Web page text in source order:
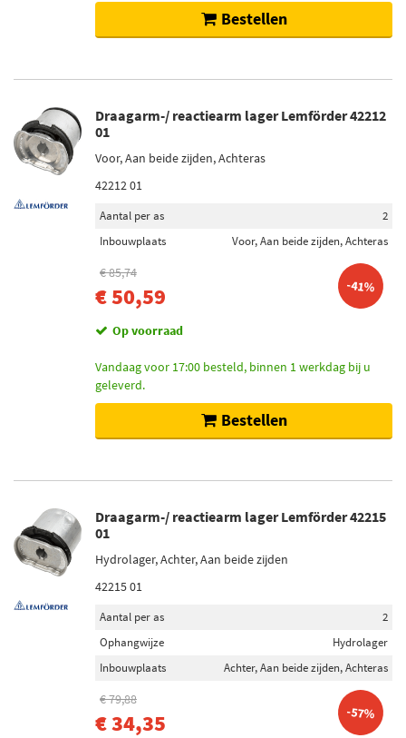
Bestellen
Draagarm-/ reactiearm lager Lemförder 42212
01
Voor, Aan beide zijden, Achteras
42212 01
Aantal per as
2
Inbouwplaats
Voor, Aan beide zijden, Achteras
€ 85,74
€ 50,59 -41%
Op voorraad
Vandaag voor 17:00 besteld, binnen 1 werkdag bij u
geleverd.
Bestellen
Draagarm-/ reactiearm lager Lemförder 42215
01
Hydrolager, Achter, Aan beide zijden
42215 01
Aantal per as
2
Ophangwijze
Hydrolager
Inbouwplaats
Achter, Aan beide zijden, Achteras
€ 79,88
€ 34,35 -57%